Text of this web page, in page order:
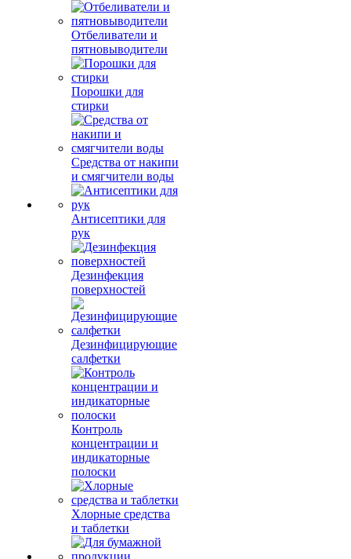
Отбеливатели и
пятновыводители
Порошки для
стирки
Средства от накипи
и смягчители воды
Антисептики для
рук
Дезинфекция
поверхностей
Дезинфицирующие
салфетки
Контроль
концентрации и
индикаторные
полоски
Хлорные средства
и таблетки